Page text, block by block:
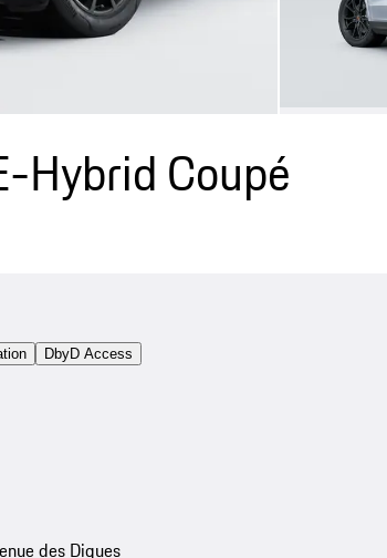
Hybrid Coupé
DbyD Access
des Digues